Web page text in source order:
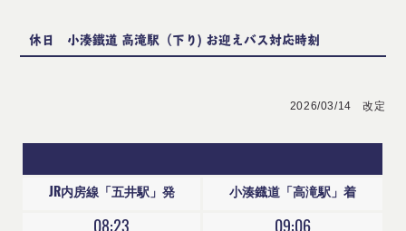
休日 小湊鐵道 高滝駅（下り) お迎えバス対応時刻
2026/03/14 改定
JR内房線「五井駅」発 小湊鐡道「高滝駅」着